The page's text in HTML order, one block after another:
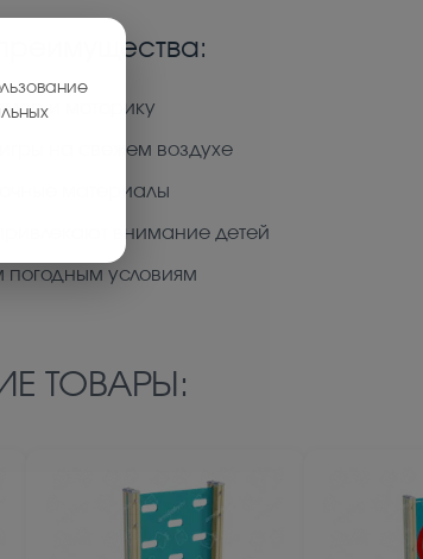
и моторику
на свежем воздухе
материалы
внимание детей
погодным условиям
ТОВАРЫ: